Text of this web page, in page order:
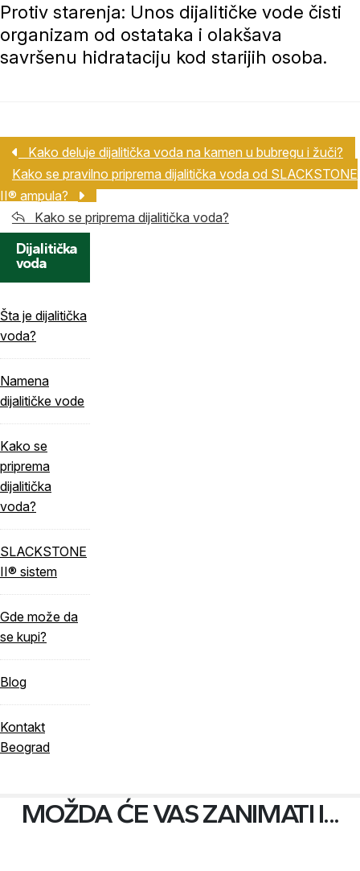
Protiv starenja: Unos dijalitičke vode čisti
organizam od ostataka i olakšava
savršenu hidrataciju kod starijih osoba.
Kako deluje dijalitička voda na kamen u bubregu i žuči?
Kako se pravilno priprema dijalitička voda od SLACKSTONE
II® ampula?
Kako se priprema dijalitička voda?
Dijalitička
voda
Šta je dijalitička
voda?
Namena
dijalitičke vode
Kako se
priprema
dijalitička
voda?
SLACKSTONE
II® sistem
Gde može da
se kupi?
Blog
Kontakt
Beograd
MOŽDA ĆE VAS ZANIMATI I...